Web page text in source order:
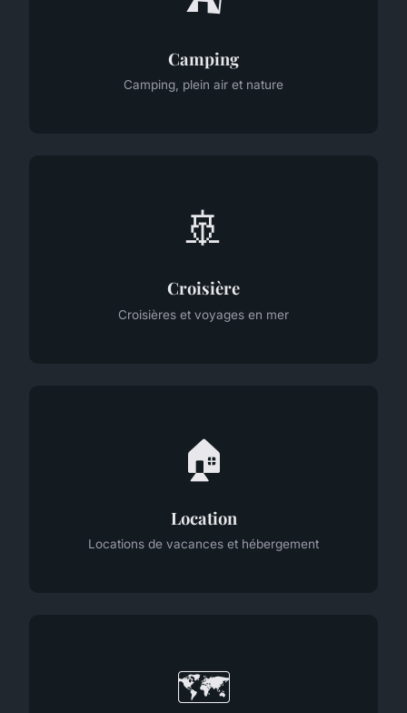
Camping
Camping, plein air et nature
🚢
Croisière
Croisières et voyages en mer
🏠
Location
Locations de vacances et hébergement
🗺️